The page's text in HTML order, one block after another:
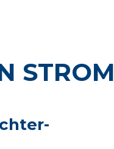
STROM